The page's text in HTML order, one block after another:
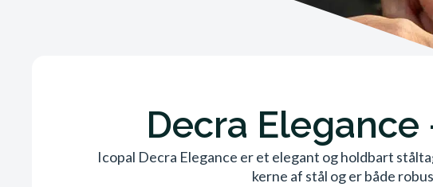
Decra
Icopal Decra Elegance er et elegant og holdbart
kerne af stål og er både